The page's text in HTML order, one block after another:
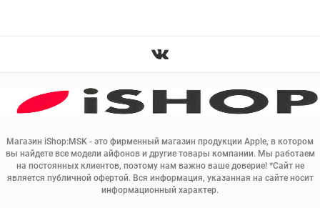
Магазин iShop:MSK - это фирменный магазин продукции Apple, в котором
вы найдете все модели айфонов и другие товары компании. Мы работаем
на постоянных клиентов, поэтому нам важно ваше доверие! *Сайт не
является публичной офертой. Вся информация, указанная на сайте носит
информационный характер.